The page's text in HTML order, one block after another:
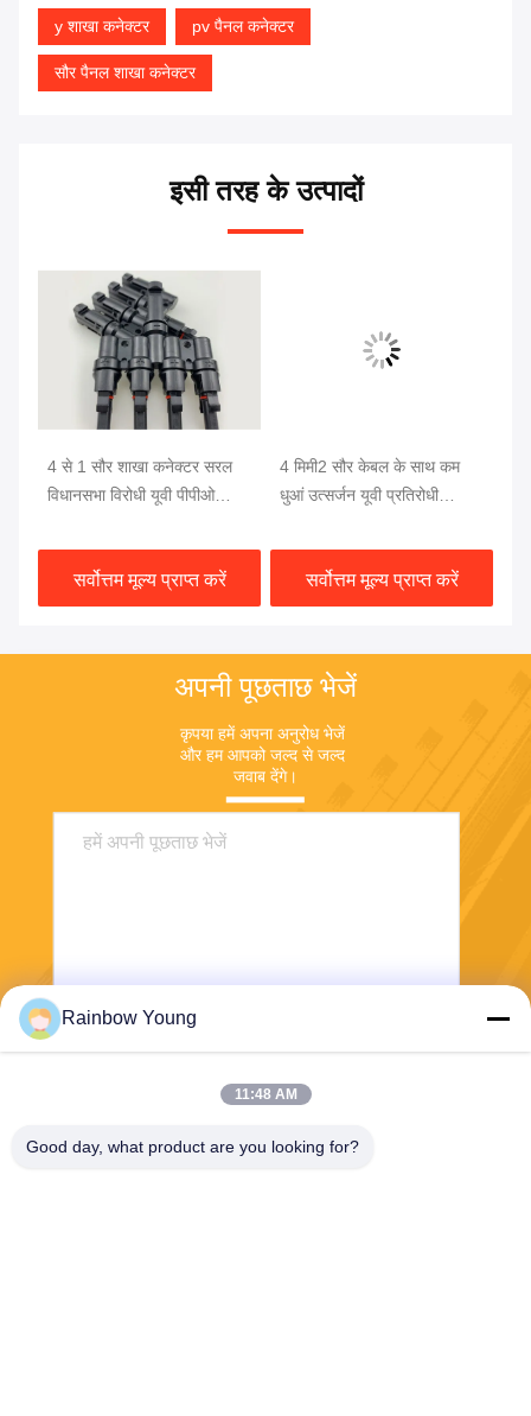
y शाखा कनेक्टर pv पैनल कनेक्टर
सौर पैनल शाखा कनेक्टर
इसी तरह के उत्पादों
4 से 1 सौर शाखा कनेक्टर सरल
विधानसभा विरोधी यूवी पीपीओ
की क्षमता के साथ
सर्वोत्तम मूल्य प्राप्त करें
4 मिमी2 सौर केबल के साथ कम
धुआं उत्सर्जन यूवी प्रतिरोधी
सर्वोत्तम मूल्य प्राप्त करें
अपनी पूछताछ भेजें
कृपया हमें अपना अनुरोध भेजें
और हम आपको जल्द से जल्द
जवाब देंगे।
भेजना
Rainbow Young
11:48 AM
Good day, what product are you looking for?